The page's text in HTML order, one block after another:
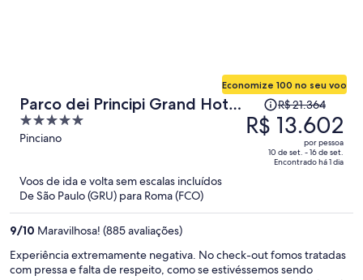
Parco dei Principi Grand Hotel
& SPA - Preferred Hotels &
Resorts
5
out
5
Pinciano
Economize 100 no seu voo
preço
era
R$ 21.364
pessoa
R$ 21.364
R$ 13.602
por pessoa
10 de set. - 16 de set.
Encontrado há 1 dia
Voos de ida e volta sem escalas incluídos
De São Paulo (GRU) para Roma (FCO)
9/10 Maravilhosa! (885 avaliações)
Experiência extremamente negativa. No check-out fomos tratadas
com pressa e falta de respeito, como se estivéssemos sendo